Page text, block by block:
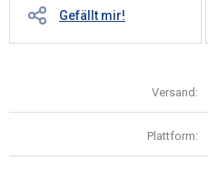
Gefällt mir!
Versand:
Plattform: